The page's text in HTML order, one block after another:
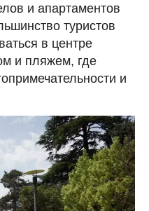
и апартаментов
туристов
в центре
и пляжем, где
и